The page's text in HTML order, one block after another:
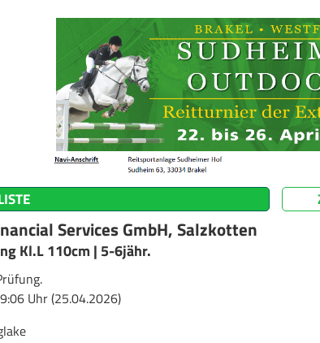
Services GmbH, Salzkotten
Kl.L 110cm | 5-6jähr.
Uhr (25.04.2026)